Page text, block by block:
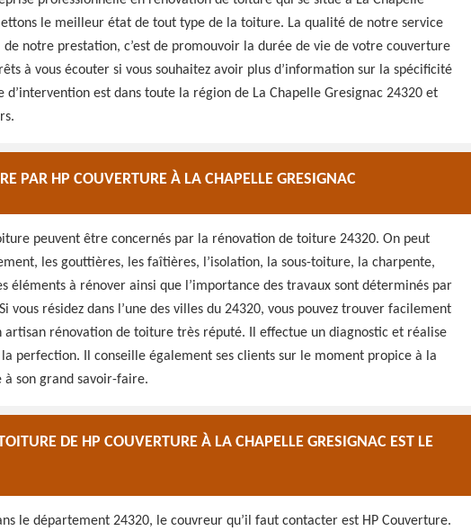
le meilleur état de tout type de la toiture. La qualité de notre service
notre prestation, c’est de promouvoir la durée de vie de votre couverture
à vous écouter si vous souhaitez avoir plus d’information sur la spécificité
d’intervention est dans toute la région de La Chapelle Gresignac 24320 et
PAR HP COUVERTURE À LA CHAPELLE GRESIGNAC
peuvent être concernés par la rénovation de toiture 24320. On peut
les gouttières, les faîtières, l’isolation, la sous-toiture, la charpente,
éléments à rénover ainsi que l’importance des travaux sont déterminés par
vous résidez dans l’une des villes du 24320, vous pouvez trouver facilement
artisan rénovation de toiture très réputé. Il effectue un diagnostic et réalise
perfection. Il conseille également ses clients sur le moment propice à la
à son grand savoir-faire.
DE HP COUVERTURE À LA CHAPELLE GRESIGNAC EST LE
le département 24320, le couvreur qu’il faut contacter est HP Couverture.